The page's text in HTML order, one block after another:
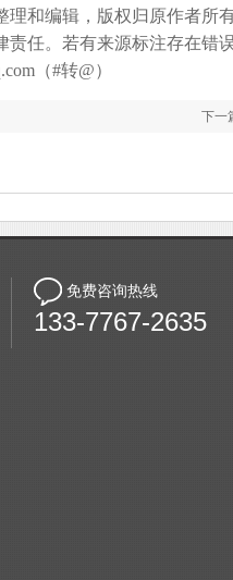
和编辑，版权归原作者所
任。若有来源标注存在错
（#转@）
下一
免费咨询热线
133-7767-2635